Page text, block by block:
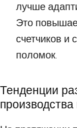
лучше
Это
счетчиков и
поломок.
Тенденции